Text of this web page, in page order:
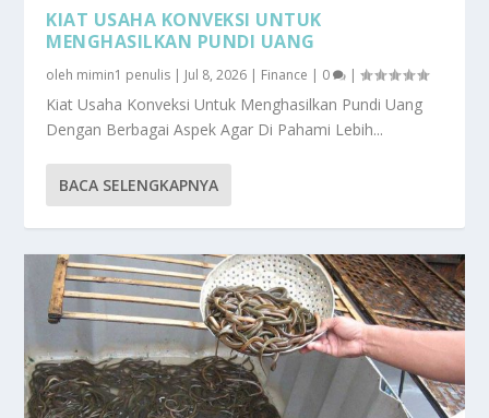
KIAT USAHA KONVEKSI UNTUK
MENGHASILKAN PUNDI UANG
oleh mimin1 penulis | Jul 8, 2026 | Finance | 0 |
Kiat Usaha Konveksi Untuk Menghasilkan Pundi Uang
Dengan Berbagai Aspek Agar Di Pahami Lebih...
BACA SELENGKAPNYA